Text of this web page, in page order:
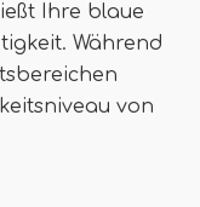
Ihre blaue
Während
von